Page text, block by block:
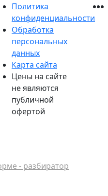
Политика
конфиденциальности
Обработка
персональных
данных
Карта сайта
Цены на сайте
не являются
публичной
офертой
- разбиратор